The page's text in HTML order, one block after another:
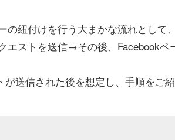
の紐付けを行う大まかな流れとして
エストを送信→その後、Facebookペ
送信された後を想定し、手順をご紹